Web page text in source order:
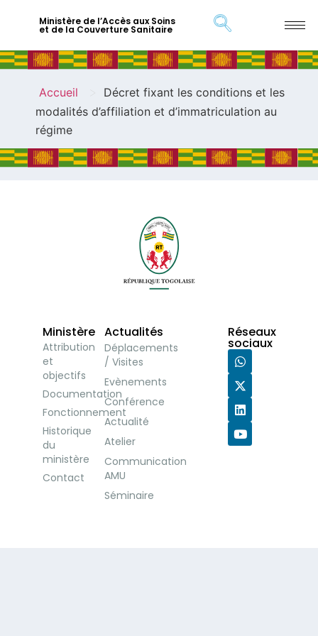
Ministère de l’Accès aux Soins
et de la Couverture Sanitaire
Accueil
Décret fixant les conditions et les
modalités d’affiliation et d’immatriculation au
régime
Ministère
Attribution
et
objectifs
Documentation
Fonctionnement
Historique
du
ministère
Contact
Actualités
Déplacements
/ Visites
Evènements
Conférence
Actualité
Atelier
Communication
AMU
Séminaire
Réseaux
sociaux